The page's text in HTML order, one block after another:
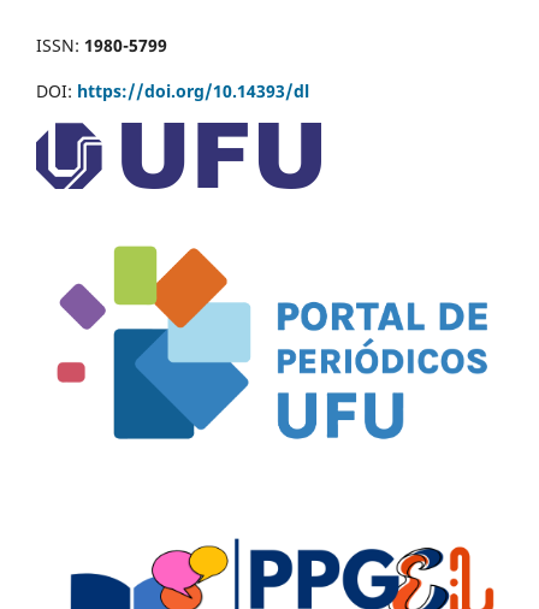
ISSN: 1980-5799
DOI: https://doi.org/10.14393/dl